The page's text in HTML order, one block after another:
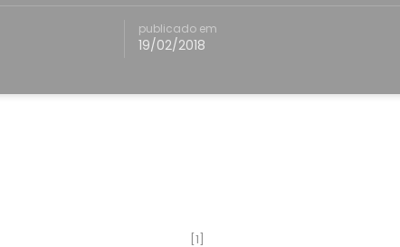
publicado em
19/02/2018
[1]